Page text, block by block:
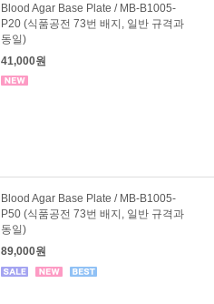
Blood Agar Base Plate / MB-B1005-
P20 (식품공전 73번 배지, 일반 규격과
동일)
41,000원
Blood Agar Base Plate / MB-B1005-
P50 (식품공전 73번 배지, 일반 규격과
동일)
89,000원